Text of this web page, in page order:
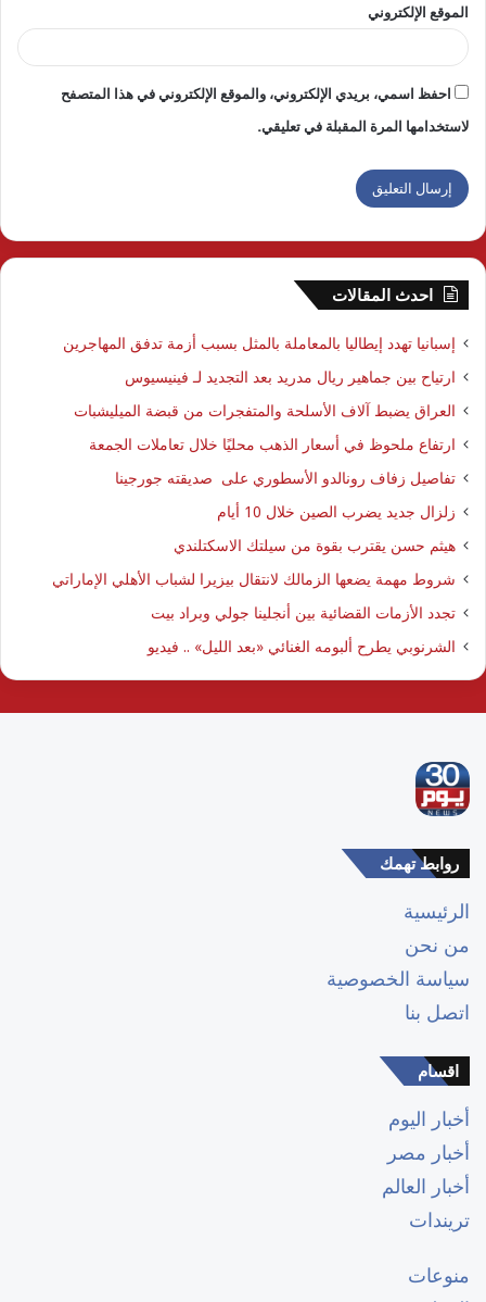
الموقع الإلكتروني
احفظ اسمي، بريدي الإلكتروني، والموقع الإلكتروني في هذا المتصفح
لاستخدامها المرة المقبلة في تعليقي.
احدث المقالات
إسبانيا تهدد إيطاليا بالمعاملة بالمثل بسبب أزمة تدفق المهاجرين
ارتياح بين جماهير ريال مدريد بعد التجديد لـ فينيسيوس
العراق يضبط آلاف الأسلحة والمتفجرات من قبضة الميليشبات
ارتفاع ملحوظ في أسعار الذهب محليًا خلال تعاملات الجمعة
تفاصيل زفاف رونالدو الأسطوري على صديقته جورجينا
زلزال جديد يضرب الصين خلال 10 أيام
هيثم حسن يقترب بقوة من سيلتك الاسكتلندي
شروط مهمة يضعها الزمالك لانتقال بيزيرا لشباب الأهلي الإماراتي
تجدد الأزمات القضائية بين أنجلينا جولي وبراد بيت
الشرنوبي يطرح ألبومه الغنائي «بعد الليل» .. فيديو
روابط تهمك
الرئيسية
من نحن
سياسة الخصوصية
اتصل بنا
اقسام
أخبار اليوم
أخبار مصر
أخبار العالم
تريندات
منوعات